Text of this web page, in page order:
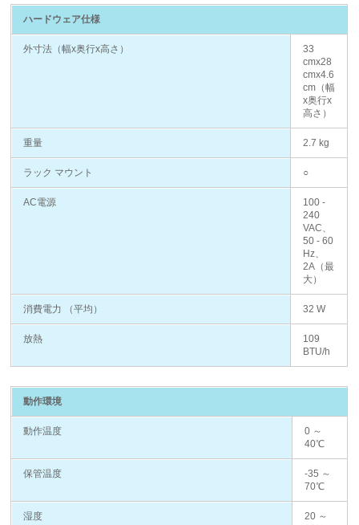
ハードウェア仕様
外寸法（幅x奥行x高さ）
33
cmx28
cmx4.6
cm（幅
x奥行x
高さ）
重量 2.7 kg
ラック マウント ○
AC電源
100 -
240
VAC、
50 - 60
Hz、
2A（最
大）
消費電力 （平均） 32 W
放熱
109
BTU/h
動作環境
動作温度
0 ～
40℃
保管温度
-35 ～
70℃
湿度
20 ～